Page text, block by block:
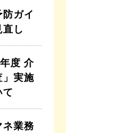
ガイ
し
度 介
」実施
ネ業務